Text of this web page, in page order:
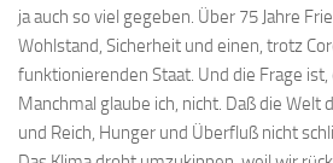
ja auch so viel gegeben. Über 75 Jahre
Wohlstand, Sicherheit und einen, trotz
funktionierenden Staat. Und die Frage
Manchmal glaube ich, nicht. Daß die Welt
und Reich, Hunger und Überfluß nicht